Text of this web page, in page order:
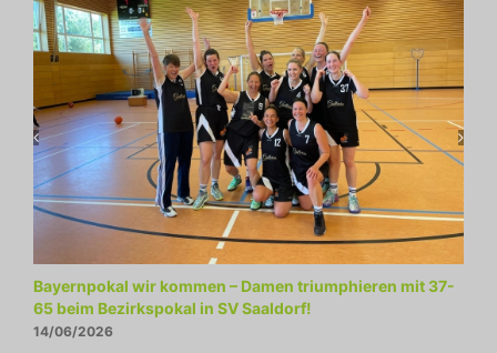
Bayernpokal wir kommen – Damen triumphieren mit 37-
65 beim Bezirkspokal in SV Saaldorf!
14/06/2026